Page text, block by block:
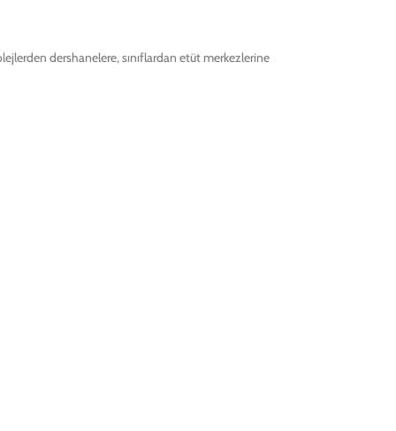
dershanelere, sınıflardan etüt merkezlerine